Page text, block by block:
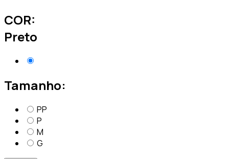
COR:
Preto
Tamanho:
PP
P
M
G